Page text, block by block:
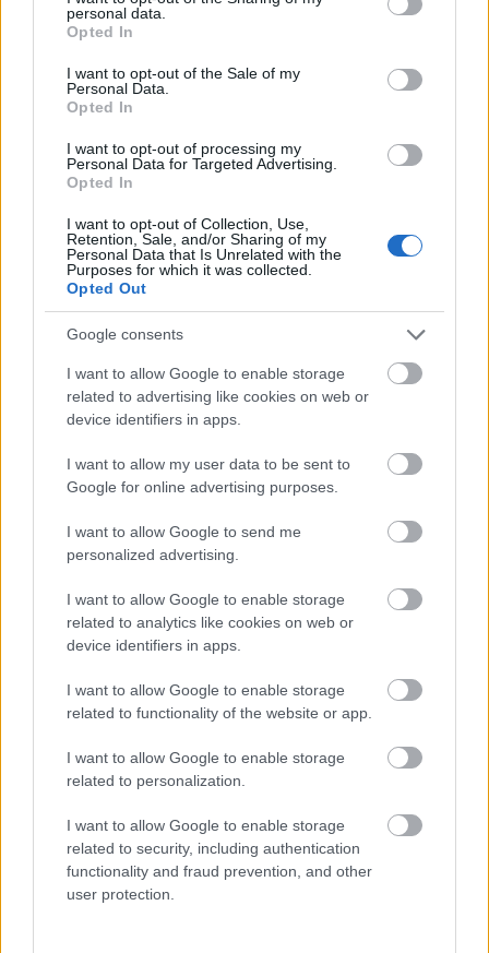
grant or deny consent to Google and its third-party tags to
use your data for below specified purposes in below Google
consent section.
personal data.
Opted In
I want to opt-out of the Sale of my
Personal Data.
Opted In
I want to opt-out of processing my
Personal Data for Targeted Advertising.
Opted In
I want to opt-out of Collection, Use,
Retention, Sale, and/or Sharing of my
Personal Data that Is Unrelated with the
Purposes for which it was collected.
Opted Out
Google consents
I want to allow Google to enable storage
related to advertising like cookies on web or
device identifiers in apps.
I want to allow my user data to be sent to
Google for online advertising purposes.
I want to allow Google to send me
personalized advertising.
I want to allow Google to enable storage
related to analytics like cookies on web or
device identifiers in apps.
I want to allow Google to enable storage
related to functionality of the website or app.
I want to allow Google to enable storage
related to personalization.
I want to allow Google to enable storage
related to security, including authentication
functionality and fraud prevention, and other
user protection.
Az Újhold a 12. házban arra ösztönöz, hogy tegyél
Ebben segítségedre lesz a jegyedben álló Uránusz,
ami kedvező fényszöget kap a két fényadótól.
azt, ami már nem szolgál téged. Uralkodó bolygód a
Vénusz a Vízöntő jegyben nyughatatlan és lázadó,
önmagad megújulására.
Ezeket olvastad már?
Mihályfi Luca bikinis fotói forróbbak, mint a nyár,